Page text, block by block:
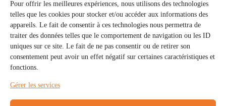
Pour offrir les meilleures expériences, nous utilisons des technologies
telles que les cookies pour stocker et/ou accéder aux informations des
appareils. Le fait de consentir à ces technologies nous permettra de
traiter des données telles que le comportement de navigation ou les ID
uniques sur ce site. Le fait de ne pas consentir ou de retirer son
consentement peut avoir un effet négatif sur certaines caractéristiques et
fonctions.
Gérer les services